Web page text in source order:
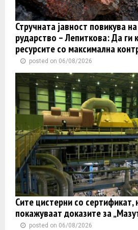
Стручната јавност повикува
рударство – Лепиткова: Да ги
ресурсите со максимална
posted on 06/08/2026
Сите цистерни со
покажуваат доказите за
posted on 06/08/2026